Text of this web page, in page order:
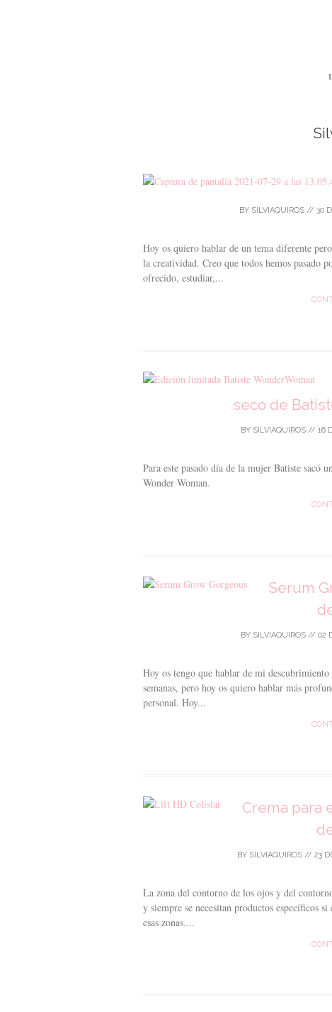
BY SILVIAQUIROS// 30
Hoy os quiero hablar de un tema diferente
la creatividad. Creo que todos hemos pasado
ofrecido, estudiar,...
seco de
BY SILVIAQUIROS// 16
Para este pasado día de la mujer Batiste sacó
Wonder Woman.
Serum
BY SILVIAQUIROS// 02
Hoy os tengo que hablar de mi
semanas, pero hoy os quiero hablar más
personal. Hoy...
Crema para
BY SILVIAQUIROS// 23
La zona del contorno de los ojos y del
y siempre se necesitan productos específicos
esas zonas....